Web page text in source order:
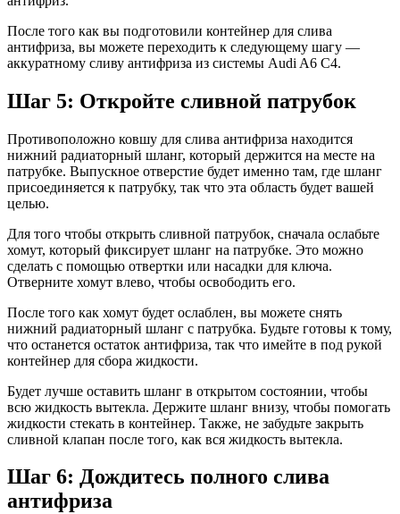
После того как вы подготовили контейнер для слива
антифриза, вы можете переходить к следующему шагу —
аккуратному сливу антифриза из системы Audi A6 C4.
Шаг 5: Откройте сливной патрубок
Противоположно ковшу для слива антифриза находится
нижний радиаторный шланг, который держится на месте на
патрубке. Выпускное отверстие будет именно там, где шланг
присоединяется к патрубку, так что эта область будет вашей
целью.
Для того чтобы открыть сливной патрубок, сначала ослабьте
хомут, который фиксирует шланг на патрубке. Это можно
сделать с помощью отвертки или насадки для ключа.
Отверните хомут влево, чтобы освободить его.
После того как хомут будет ослаблен, вы можете снять
нижний радиаторный шланг с патрубка. Будьте готовы к тому,
что останется остаток антифриза, так что имейте в под рукой
контейнер для сбора жидкости.
Будет лучше оставить шланг в открытом состоянии, чтобы
всю жидкость вытекла. Держите шланг внизу, чтобы помогать
жидкости стекать в контейнер. Также, не забудьте закрыть
сливной клапан после того, как вся жидкость вытекла.
Шаг 6: Дождитесь полного слива
антифриза